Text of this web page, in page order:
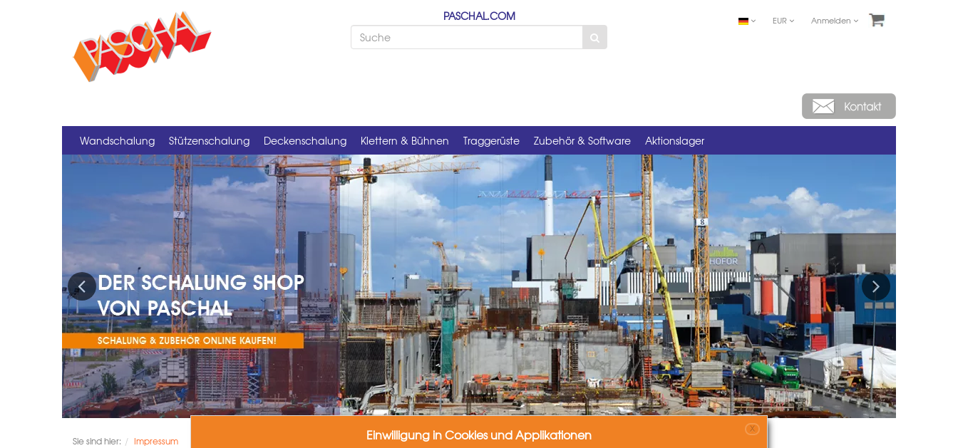
EUR Anmelden
PASCHAL.COM
Wandschalung Stützenschalung Deckenschalung Klettern & Bühnen Traggerüste Zubehör & Software Aktionslager
Previous Next
Sie sind hier: Impressum Einwilligung in Cookies und Applikationen X